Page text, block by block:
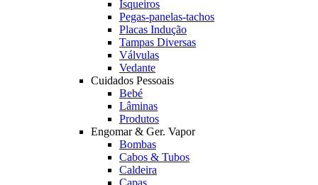
Isqueiros
Pegas-panelas-tachos
Placas Indução
Tampas Diversas
Válvulas
Vedante
Cuidados Pessoais
Bebé
Lâminas
Produtos
Engomar & Ger. Vapor
Bombas
Cabos & Tubos
Caldeira
Capas